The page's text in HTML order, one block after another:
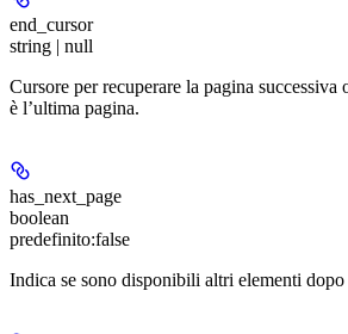
end_cursor
string | null
Cursore per recuperare la pagina successiva
è l’ultima pagina.
has_next_page
boolean
predefinito:false
Indica se sono disponibili altri elementi dopo